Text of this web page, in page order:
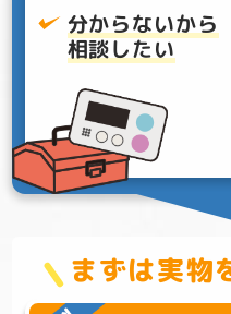
分からないから
相談したい
まずは実物